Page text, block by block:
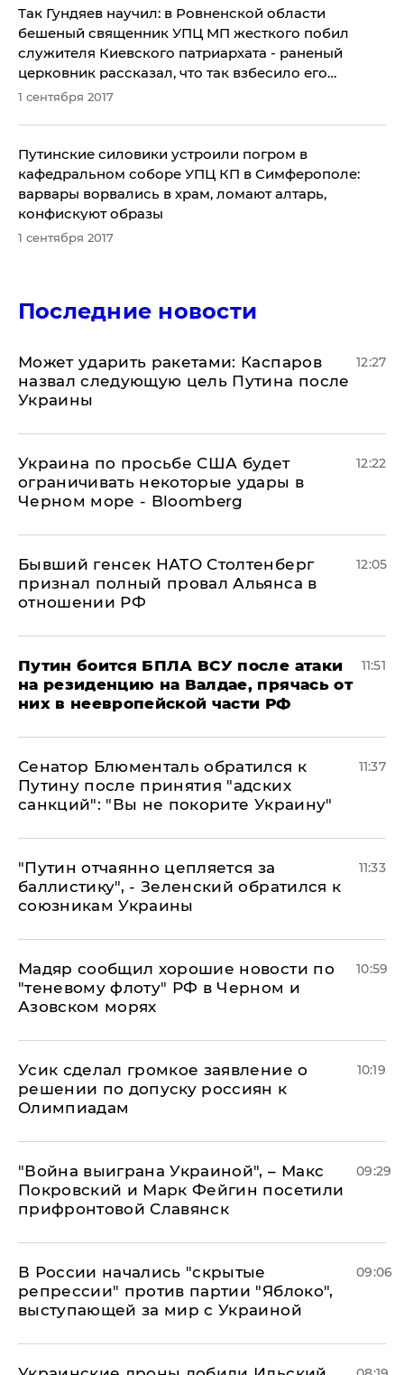
Так Гундяев научил: в Ровненской области
бешеный священник УПЦ МП жесткого побил
служителя Киевского патриархата - раненый
церковник рассказал, что так взбесило его
"коллегу"
1 сентября 2017
​Путинские силовики устроили погром в
кафедральном соборе УПЦ КП в Симферополе:
варвары ворвались в храм, ломают алтарь,
конфискуют образы
1 сентября 2017
Последние новости
Может ударить ракетами: Каспаров
назвал следующую цель Путина после
Украины
12:27
Украина по просьбе США будет
ограничивать некоторые удары в
Черном море - Bloomberg
12:22
Бывший генсек НАТО Столтенберг
признал полный провал Альянса в
отношении РФ
12:05
Путин боится БПЛА ВСУ после атаки
на резиденцию на Валдае, прячась от
них в неевропейской части РФ
11:51
Сенатор Блюменталь обратился к
Путину после принятия "адских
санкций": "Вы не покорите Украину"
11:37
"Путин отчаянно цепляется за
баллистику", - Зеленский обратился к
союзникам Украины
11:33
Мадяр сообщил хорошие новости по
"теневому флоту" РФ в Черном и
Азовском морях
10:59
Усик сделал громкое заявление о
решении по допуску россиян к
Олимпиадам
10:19
"Война выиграна Украиной", – Макс
Покровский и Марк Фейгин посетили
прифронтовой Славянск
09:29
В России начались "скрытые
репрессии" против партии "Яблоко",
выступающей за мир с Украиной
09:06